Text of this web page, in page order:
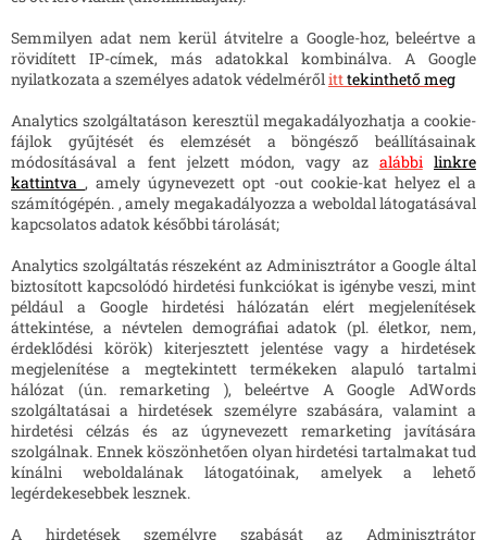
Semmilyen adat nem kerül átvitelre a Google-hoz, beleértve a
rövidített IP-címek, más adatokkal kombinálva. A Google
nyilatkozata a személyes adatok védelmérőlitttekinthető meg
Analytics szolgáltatáson keresztül megakadályozhatja a cookie-
fájlok gyűjtését és elemzését a böngésző beállításainak
módosításával a fent jelzett módon, vagy az alábbi linkre
kattintva, amely úgynevezett opt -out cookie-kat helyez el a
számítógépén. , amely megakadályozza a weboldal látogatásával
kapcsolatos adatok későbbi tárolását;
Analytics szolgáltatás részeként az Adminisztrátor a Google által
biztosított kapcsolódó hirdetési funkciókat is igénybe veszi, mint
például a Google hirdetési hálózatán elért megjelenítések
áttekintése, a névtelen demográfiai adatok (pl. életkor, nem,
érdeklődési körök) kiterjesztett jelentése vagy a hirdetések
megjelenítése a megtekintett termékeken alapuló tartalmi
hálózat (ún. remarketing ), beleértve A Google AdWords
szolgáltatásai a hirdetések személyre szabására, valamint a
hirdetési célzás és az úgynevezett remarketing javítására
szolgálnak. Ennek köszönhetően olyan hirdetési tartalmakat tud
kínálni weboldalának látogatóinak, amelyek a lehető
legérdekesebbek lesznek.
A hirdetések személyre szabását az Adminisztrátor